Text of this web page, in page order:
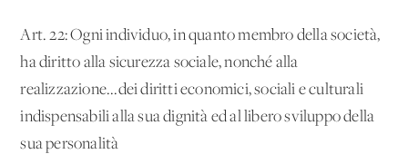
Art. 22: Ogni individuo, in quanto membro della società,
ha diritto alla sicurezza sociale, nonché alla
realizzazione...dei diritti economici, sociali e culturali
indispensabili alla sua dignità ed al libero sviluppo della
sua personalità